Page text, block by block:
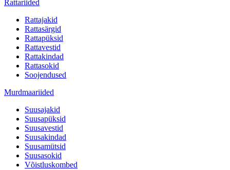
Rattariided
Rattajakid
Rattasärgid
Rattapüksid
Rattavestid
Rattakindad
Rattasokid
Soojendused
Murdmaariided
Suusajakid
Suusapüksid
Suusavestid
Suusakindad
Suusamütsid
Suusasokid
Võistluskombed